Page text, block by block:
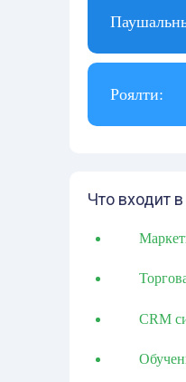
Роялти:
Что входит
CRM